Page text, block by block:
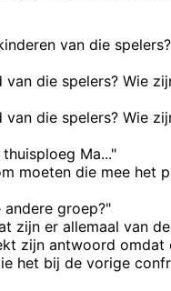
van die
die spelers? Wie
die spelers? Wie
Ma..."
moeten die mee het
groep?"
zijn er allemaal van
zijn antwoord omdat
het bij de vorige